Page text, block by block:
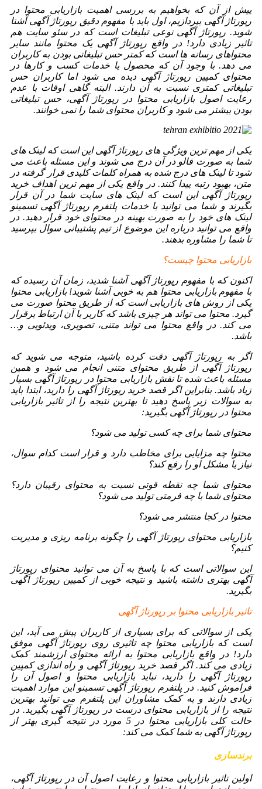
پیش از آن که بخواهیم به بررسی اهمیت بازاریابی محتوا در
رپورتاژ آگهی بپردازیم، اول باید با مفهوم دقیق رپورتاژ آگهی آشنا
شوید. رپورتاژ آگهی نوعی تبلیغات است که در سئو سایت هم
تاثیر زیادی دارد! در واقع رپورتاژ آگهی یک محتوا مانند سایر
محتواهای رسانه ها است که کمتر حس تبلیغاتی بودن به کاربران
می دهد. با وجود آن که محصول یا خدمات کسب و کارها در
محتوای کمپین رپورتاژ آگهی دیده می شود اما کاربران حس
تبلیغاتی کمتری نسبت به آن دارند. البته گاهی اوقات با عدم
رعایت اصول بازاریابی محتوا در رپورتاژ آگهی، حس تبلیغاتی
بودن بیشتر می شود و کاربران محتوای شما را نمی خوانند.
یکی از مهم ترین ویژگی های رپورتاژ آگهی این است که لینک های
شما به صورت فالو در آن درج می شوند و این مسئله باعث می
شود تا لینک های درج شده به همراه کلمات کلیدی قرار گرفته در
متن، بهبود رتبه پیدا کنند. در واقع یکی از مهم ترین اهداف خرید
رپورتاژ آگهی این است که لینک های سایت شما در آن قرار
بگیرند و شما می توانید با خدمات پلتفرم رپورتاژ آگهی تسمینو
لینک های خود را به صورت بهینه در محتوای خود قرار دهید. در
واقع می توانید درباره این موضوع از تیم پشتیبانی سوال بپرسید
تا شما را مشاوره بدهند.
بازاریابی محتوا چیست؟
اکنون که با مفهوم رپورتاژ آگهی آشنا شدید، زمان آن رسیده که
با مفهوم بازاریابی محتوا هم به خوبی آشنا شوید! بازاریابی محتوا
یکی از روش های بازاریابی است که از طریق محتوا صورت می
گیرد. محتوا می تواند هر چیزی باشد که کاربر با آن ارتباط برقرار
می کند. در واقع محتوا می تواند متنی، تصویری، ویدئویی و…
باشد.
اگر به رپورتاژ آگهی دقت کرده باشید، متوجه می شوید که
رپورتاژ آگهی از طریق محتوای متنی انجام می شود و همین
مسئله باعث شده تا نقش بازاریابی محتوا در رپورتاژ آگهی بسیار
زیاد باشد. بنابراین اگر قصد خرید رپورتاژ آگهی را دارید، ابتدا باید
به سوالات زیر پاسخ دهید تا بهترین نتیجه را از تاثیر بازاریابی
محتوا در رپورتاژ آگهی بگیرید:
محتوای شما برای چه کسی تولید می شود؟
محتوا چه مزایایی برای مخاطب دارد و قرار است کدام سوال،
نیاز یا مشکل او را رفع کند؟
محتوای شما چه نقطه قوتی نسبت به محتوای رقیبان دارد؟
محتوای شما با چه فرمتی تولید می شود؟
محتوا در کجا منتشر می شود؟
بازاریابی محتوای رپورتاژ آگهی را چگونه برنامه ریزی و مدیریت
کنیم؟
این سوالاتی است که با پاسخ به آن می توانید محتوای رپورتاژ
آگهی بهتری داشته باشید و نتیجه خوبی از کمپین رپورتاژ آگهی
بگیرید.
تاثیر بازاریابی محتوا بر رپورتاژ آگهی
یکی از سوالاتی که برای بسیاری از کاربران پیش می آید، این
است که بازاریابی محتوا چه تاثیری روی رپورتاژ آگهی موفق
دارد! در واقع بازاریابی محتوا به ارائه محتوای ارزشمند کمک
زیادی می کند. اگر قصد خرید رپورتاژ آگهی و راه اندازی کمپین
رپورتاژ آگهی را دارید، نباید بازاریابی محتوا و اصول آن را
فراموش کنید. در پلتفرم رپورتاژ آگهی تسمینو این موارد اهمیت
زیادی دارند و به کمک مشاوران این پلتفرم می توانید بهترین
نتیجه را از بازاریابی محتوای درست در رپورتاژ آگهی بگیرید. در
حالت کلی بازاریابی محتوا در 5 مورد در نتیجه گیری بهتر از
رپورتاژ آگهی به شما کمک می کند:
برندسازی
اولین تاثیر بازاریابی محتوا و رعایت اصول آن در رپورتاژ آگهی،